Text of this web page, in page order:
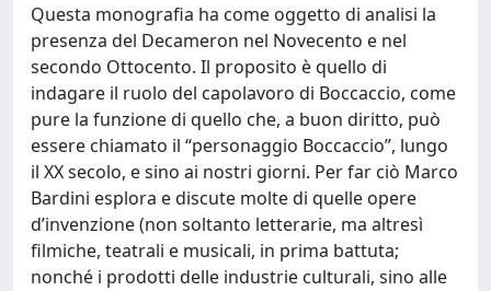
Questa monografia ha come oggetto di analisi la
presenza del Decameron nel Novecento e nel
secondo Ottocento. Il proposito è quello di
indagare il ruolo del capolavoro di Boccaccio, come
pure la funzione di quello che, a buon diritto, può
essere chiamato il “personaggio Boccaccio”, lungo
il XX secolo, e sino ai nostri giorni. Per far ciò Marco
Bardini esplora e discute molte di quelle opere
d’invenzione (non soltanto letterarie, ma altresì
filmiche, teatrali e musicali, in prima battuta;
nonché i prodotti delle industrie culturali, sino alle